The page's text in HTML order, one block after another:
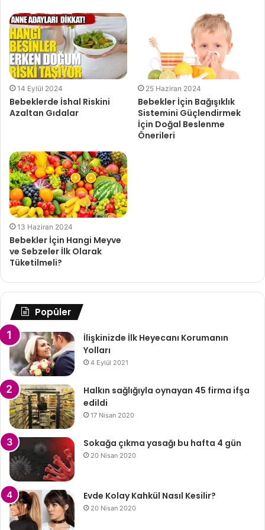
14 Eylül 2024
Bebeklerde İshal Riskini
Azaltan Gıdalar
25 Haziran 2024
Bebekler İçin Bağışıklık
Sistemini Güçlendirmek
İçin Doğal Beslenme
Önerileri
13 Haziran 2024
Bebekler İçin Hangi Meyve
ve Sebzeler İlk Olarak
Tüketilmeli?
Popüler
İlişkinizde İlk Heyecanı Korumanın
Yolları
4 Eylül 2021
Halkın sağlığıyla oynayan 45 firma ifşa
edildi
17 Nisan 2020
Sokağa çıkma yasağı bu hafta 4 gün
20 Nisan 2020
Evde Kolay Kahkül Nasıl Kesilir?
20 Nisan 2020